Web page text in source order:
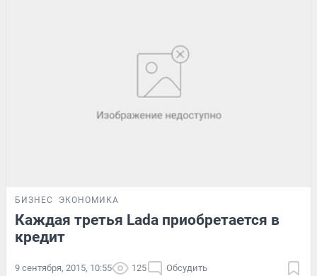
БИЗНЕС ЭКОНОМИКА
Каждая третья Lada приобретается в
кредит
9 сентября, 2015, 10:55 125 Обсудить